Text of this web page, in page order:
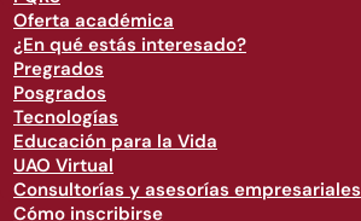
Oferta académica
¿En qué estás interesado?
Pregrados
Posgrados
Tecnologías
Educación para la Vida
UAO Virtual
Consultorías y asesorías empresariales
Cómo inscribirse